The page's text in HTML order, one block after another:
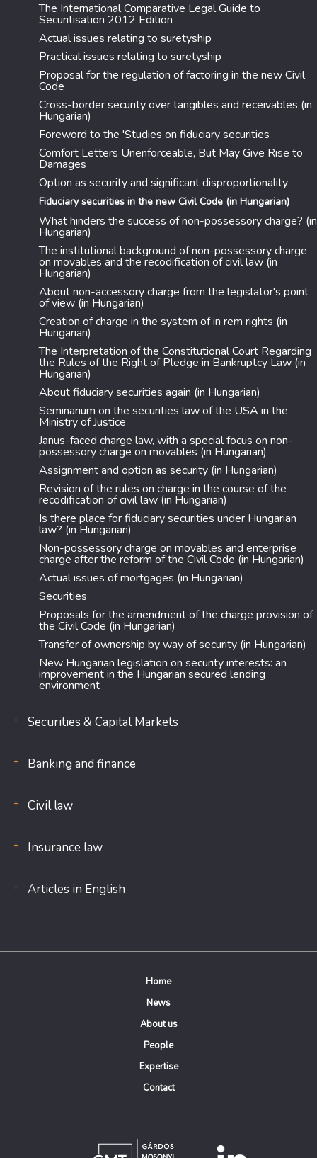
The International Comparative Legal Guide to
Securitisation 2012 Edition
Actual issues relating to suretyship
Practical issues relating to suretyship
Proposal for the regulation of factoring in the new Civil
Code
Cross-border security over tangibles and receivables (in
Hungarian)
Foreword to the 'Studies on fiduciary securities
Comfort Letters Unenforceable, But May Give Rise to
Damages
Option as security and significant disproportionality
Fiduciary securities in the new Civil Code (in Hungarian)
What hinders the success of non-possessory charge? (in
Hungarian)
The institutional background of non-possessory charge
on movables and the recodification of civil law (in
Hungarian)
About non-accessory charge from the legislator's point
of view (in Hungarian)
Creation of charge in the system of in rem rights (in
Hungarian)
The Interpretation of the Constitutional Court Regarding
the Rules of the Right of Pledge in Bankruptcy Law (in
Hungarian)
About fiduciary securities again (in Hungarian)
Seminarium on the securities law of the USA in the
Ministry of Justice
Janus-faced charge law, with a special focus on non-
possessory charge on movables (in Hungarian)
Assignment and option as security (in Hungarian)
Revision of the rules on charge in the course of the
recodification of civil law (in Hungarian)
Is there place for fiduciary securities under Hungarian
law? (in Hungarian)
Non-possessory charge on movables and enterprise
charge after the reform of the Civil Code (in Hungarian)
Actual issues of mortgages (in Hungarian)
Securities
Proposals for the amendment of the charge provision of
the Civil Code (in Hungarian)
Transfer of ownership by way of security (in Hungarian)
New Hungarian legislation on security interests: an
improvement in the Hungarian secured lending
environment
Securities & Capital Markets
Banking and finance
Civil law
Insurance law
Articles in English
Home
News
About us
People
Expertise
Contact